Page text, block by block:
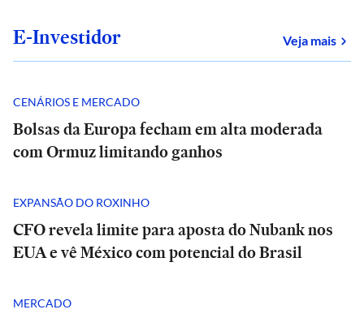
E-Investidor Veja mais
CENÁRIOS E MERCADO
Bolsas da Europa fecham em alta moderada
com Ormuz limitando ganhos
EXPANSÃO DO ROXINHO
CFO revela limite para aposta do Nubank nos
EUA e vê México com potencial do Brasil
MERCADO